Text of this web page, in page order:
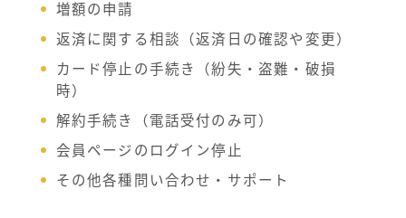
増額の申請
返済に関する相談（返済日の確認や変更）
カード停止の手続き（紛失・盗難・破損
時）
解約手続き（電話受付のみ可）
会員ページのログイン停止
その他各種問い合わせ・サポート